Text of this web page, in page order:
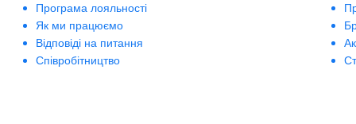
Програма лояльності
Як ми працюємо
Відповіді на питання
Співробітництво